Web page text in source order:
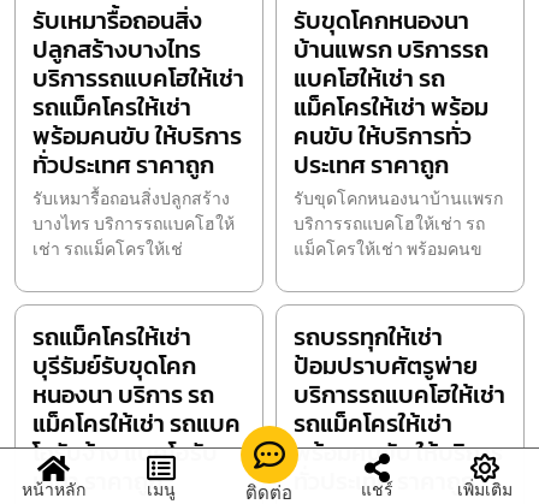
รับเหมารื้อถอนสิ่ง
ปลูกสร้างบางไทร
บริการรถแบคโฮให้เช่า
รถแม็คโครให้เช่า
พร้อมคนขับ ให้บริการ
ทั่วประเทศ ราคาถูก
รับเหมารื้อถอนสิ่งปลูกสร้าง
บางไทร บริการรถแบคโฮให้
เช่า รถแม็คโครให้เช่
รับขุดโคกหนองนา
บ้านแพรก บริการรถ
แบคโฮให้เช่า รถ
แม็คโครให้เช่า พร้อม
คนขับ ให้บริการทั่ว
ประเทศ ราคาถูก
รับขุดโคกหนองนาบ้านแพรก
บริการรถแบคโฮให้เช่า รถ
แม็คโครให้เช่า พร้อมคนข
รถแม็คโครให้เช่า
บุรีรัมย์รับขุดโคก
หนองนา บริการ รถ
แม็คโครให้เช่า รถแบค
โฮรับจ้าง แบคโฮรับ
เหมา ราคาถูก
รถบรรทุกให้เช่า
ป้อมปราบศัตรูพ่าย
บริการรถแบคโฮให้เช่า
รถแม็คโครให้เช่า
พร้อมคนขับ ให้บริการ
ทั่วประเทศ ราคาถูก
หน้าหลัก เมนู ติดต่อ แชร์ เพิ่มเติม